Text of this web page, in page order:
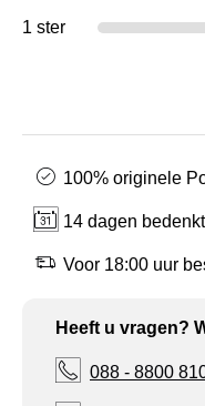
1 ster
100% originele
14 dagen
Voor 18:00 uur
Heeft u vragen?
088 - 8800